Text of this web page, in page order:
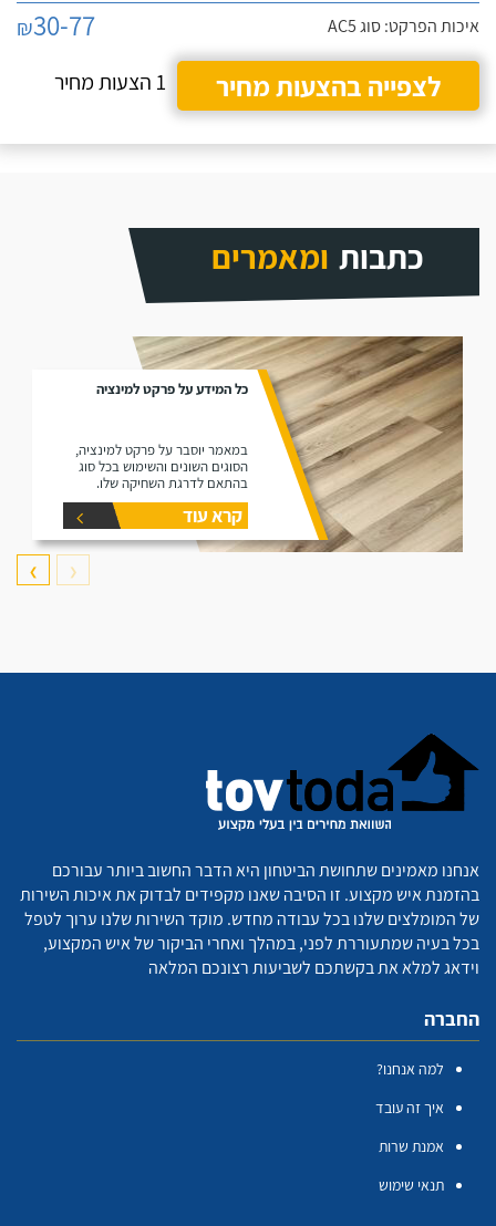
איכות הפרקט: סוג AC5 ₪30-77
לצפייה בהצעות מחיר
1 הצעות מחיר
כתבות ומאמרים
כל המידע על פרקט למינציה
במאמר יוסבר על פרקט למינציה,
הסוגים השונים והשימוש בכל סוג
בהתאם לדרגת השחיקה שלו.
קרא עוד
❮
❯
אנחנו מאמינים שתחושת הביטחון היא הדבר החשוב ביותר עבורכם
בהזמנת איש מקצוע. זו הסיבה שאנו מקפידים לבדוק את איכות השירות
של המומלצים שלנו בכל עבודה מחדש. מוקד השירות שלנו ערוך לטפל
בכל בעיה שמתעוררת לפני, במהלך ואחרי הביקור של איש המקצוע,
וידאג למלא את בקשתכם לשביעות רצונכם המלאה
החברה
למה אנחנו?
איך זה עובד
אמנת שרות
תנאי שימוש